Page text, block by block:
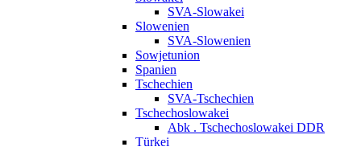
SVA-Slowakei
Slowenien
SVA-Slowenien
Sowjetunion
Spanien
Tschechien
SVA-Tschechien
Tschechoslowakei
Abk . Tschechoslowakei DDR
Türkei